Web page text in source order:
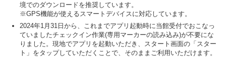
境でのダウンロードを推奨しています。
※GPS機能が使えるスマートデバイスに対応しています。
2024年1月31日から、これまでアプリ起動時に当館受付でおこなっ
ていましたチェックイン作業(専用マーカーの読み込み)が不要にな
りました。現地でアプリを起動いただき、スタート画面の「スター
ト」をタップしていただくことで、そのままご利用いただけます。